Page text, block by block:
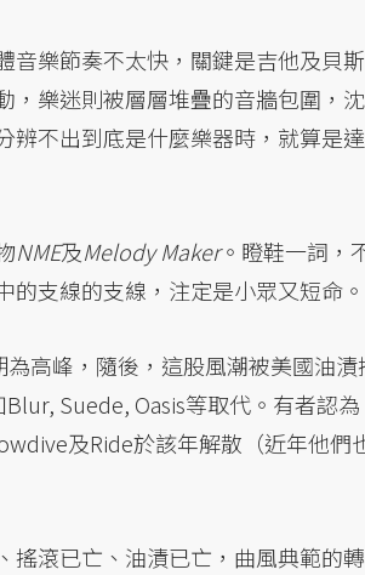
音樂節奏不太快，關鍵是吉他及貝斯
，樂迷則被層層堆疊的音牆包圍，沈
辨不出到底是什麼樂器時，就算是達
NME及Melody Maker。瞪鞋一詞，
支線的支線，注定是小眾又短命。
高峰，隨後，這股風潮被美國油漬
Suede, Oasis等取代。有者認
及Ride於該年解散（近年他們
搖滾已亡、油漬已亡，曲風典範的轉